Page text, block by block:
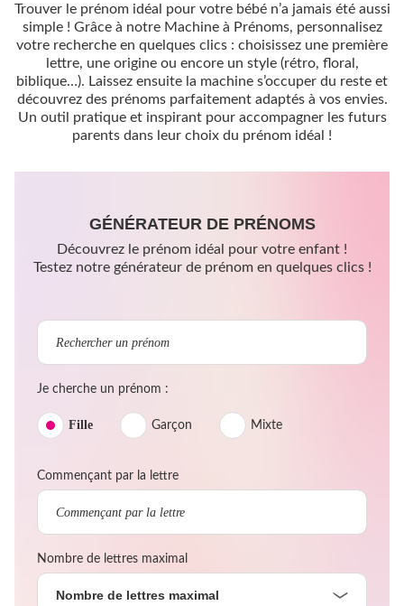
Trouver le prénom idéal pour votre bébé n’a jamais été aussi
simple ! Grâce à notre Machine à Prénoms, personnalisez
votre recherche en quelques clics : choisissez une première
lettre, une origine ou encore un style (rétro, floral,
biblique…). Laissez ensuite la machine s’occuper du reste et
découvrez des prénoms parfaitement adaptés à vos envies.
Un outil pratique et inspirant pour accompagner les futurs
parents dans leur choix du prénom idéal !
GÉNÉRATEUR DE PRÉNOMS
Découvrez le prénom idéal pour votre enfant !
Testez notre générateur de prénom en quelques clics !
Je cherche un prénom :
Fille Garçon Mixte
Commençant par la lettre
Nombre de lettres maximal
Nombre de lettres maximal